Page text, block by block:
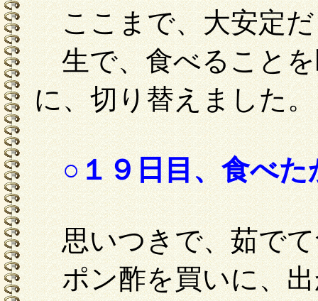
ここまで、大安定だ
生で、食べることを
に、切り替えました。
○１９日目、食べ
思いつきで、茹でて
ポン酢を買いに、出